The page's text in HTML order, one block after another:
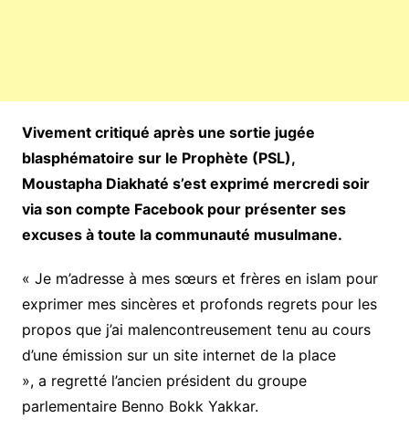
Vivement critiqué après une sortie jugée
blasphématoire sur le Prophète (PSL),
Moustapha Diakhaté s’est exprimé mercredi soir
via son compte Facebook pour présenter ses
excuses à toute la communauté musulmane.
« Je m’adresse à mes sœurs et frères en islam pour
exprimer mes sincères et profonds regrets pour les
propos que j’ai malencontreusement tenu au cours
d’une émission sur un site internet de la place
», a regretté l’ancien président du groupe
parlementaire Benno Bokk Yakkar.